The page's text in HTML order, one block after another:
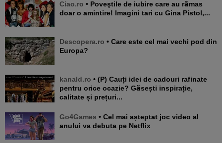
Ciao.ro • Poveştile de iubire care au rămas
doar o amintire! Imagini tari cu Gina Pistol,...
Descopera.ro • Care este cel mai vechi pod din
Europa?
kanald.ro • (P) Cauți idei de cadouri rafinate
pentru orice ocazie? Găsești inspirație,
calitate și prețuri...
Go4Games • Cel mai așteptat joc video al
anului va debuta pe Netflix